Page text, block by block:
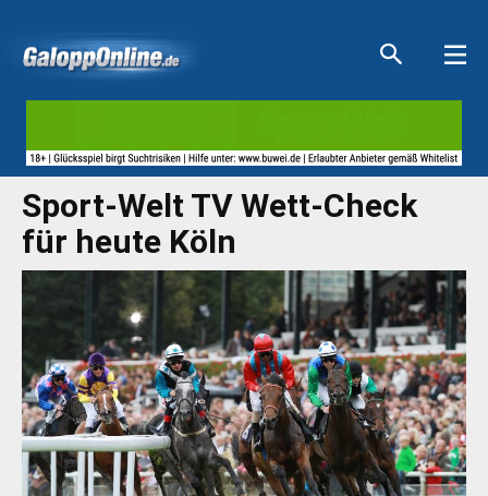
Sport-Welt TV Wett-Check
für heute Köln